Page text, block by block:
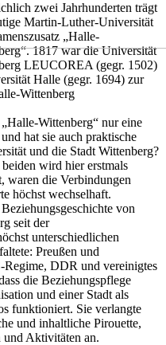
zwei Jahrhunderten trägt
Martin-Luther-Universität
„Halle-
1817 war die Universität
LEUCOREA (gegr. 1502)
Halle (gegr. 1694) zur
Wittenberg
Wittenberg“ nur eine
hat sie auch praktische
und die Stadt Wittenberg?
wird hier erstmals
waren die Verbindungen
höchst wechselhaft.
von
seit der
unterschiedlichen
Preußen und
DDR und vereinigtes
die Beziehungspflege
und einer Stadt als
funktioniert. Sie verlangte
und inhaltliche Pirouette,
und Aktivitäten an.